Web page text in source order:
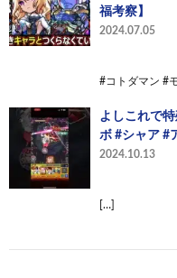
福考察】
2024.07.05
#コトダマン #
よしこれで
ボ #シャア #
2024.10.13
[…]